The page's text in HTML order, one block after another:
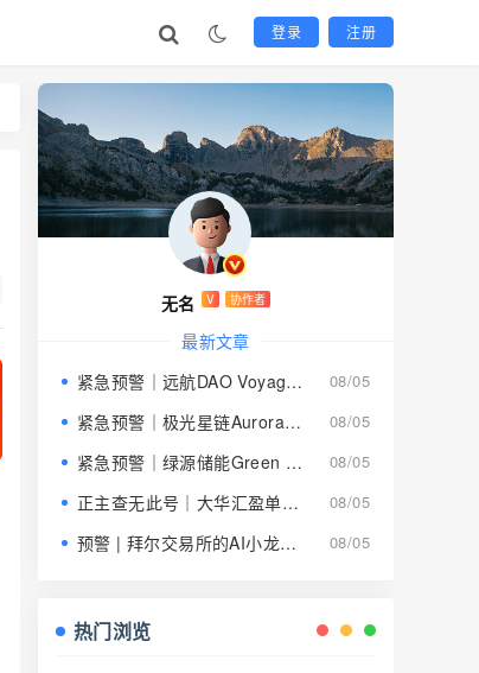
登录 注册
无名 V 协作者
最新文章
紧急预警｜远航DAO Voyage：8月下旬长沙启动大会，旧盘团队平移，RWA+大宗商品包装——又是庞氏滚盘的老剧本
08/05
紧急预警｜极光星链Aurora Star：AI算力包装下的快盘骗局，认购即入坑 08/05
紧急预警｜绿源储能Green Source：披着新能源外衣的庞氏传销盘，8月千人大会就是收割信号 08/05
正主查无此号｜大华汇盈单割跑路中：柬埔寨骗子套牌巴黎狮集团，你的本金已清零 08/05
预警 | 拜尔交易所的AI小龙虾就是9级传销的马甲，日息1.5%养肥了就该宰了 08/05
热门浏览